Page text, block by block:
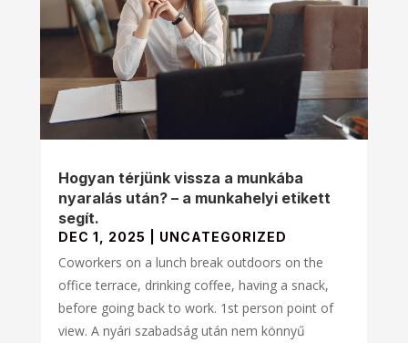
Hogyan térjünk vissza a munkába
nyaralás után? – a munkahelyi etikett
segít.
DEC 1, 2025 UNCATEGORIZED
Coworkers on a lunch break outdoors on the
office terrace, drinking coffee, having a snack,
before going back to work. 1st person point of
view. A nyári szabadság után nem könnyű